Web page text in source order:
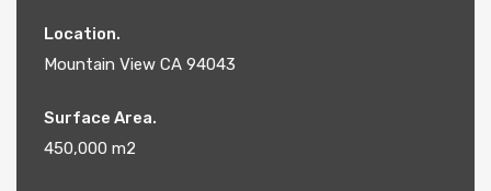
Location.
Mountain View CA 94043
Surface Area.
450,000 m2